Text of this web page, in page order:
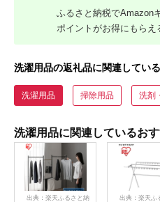
ふるさと納税でAmazon
ポイントがお得にもらえ
洗濯用品の返礼品に関連してい
洗濯用品 掃除用品 洗剤
洗濯用品に関連しているお
出典：楽天ふるさと納
出典：楽天ふ